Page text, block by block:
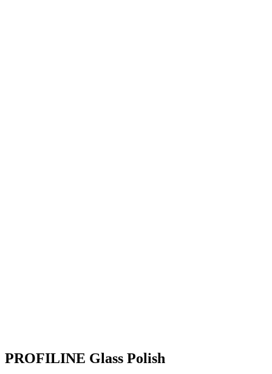
PROFILINE Glass Polish